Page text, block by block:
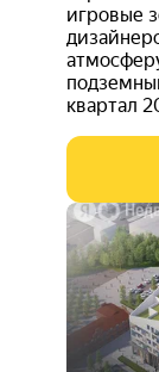
игровые
квартал